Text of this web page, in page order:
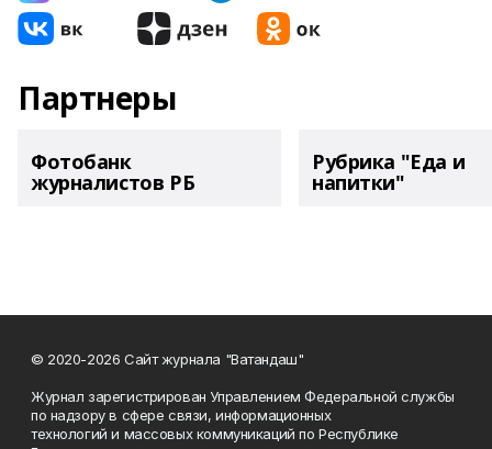
Партнеры
Фотобанк
журналистов РБ
Рубрика "Еда и
напитки"
© 2020-2026 Сайт журнала "Ватандаш"
Журнал зарегистрирован Управлением Федеральной службы
по надзору в сфере связи, информационных
технологий и массовых коммуникаций по Республике